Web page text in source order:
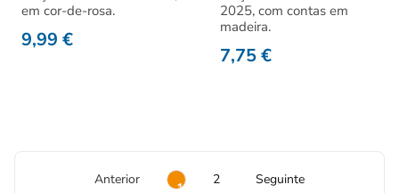
em cor-de-rosa.
9,99 €
2025, com contas em
madeira.
7,75€
Anterior
1
2 Seguinte